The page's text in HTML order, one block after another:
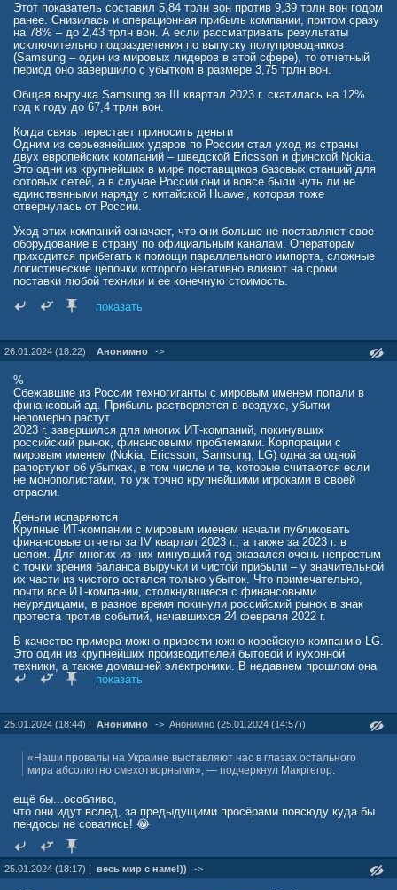
Этот показатель составил 5,84 трлн вон против 9,39 трлн вон годом
ранее. Снизилась и операционная прибыль компании, притом сразу
на 78% – до 2,43 трлн вон. А если рассматривать результаты
исключительно подразделения по выпуску полупроводников
(Samsung – один из мировых лидеров в этой сфере), то отчетный
период оно завершило с убытком в размере 3,75 трлн вон.
Общая выручка Samsung за III квартал 2023 г. скатилась на 12%
год к году до 67,4 трлн вон.
Когда связь перестает приносить деньги
Одним из серьезнейших ударов по России стал уход из страны
двух европейских компаний – шведской Ericsson и финской Nokia.
Это одни из крупнейших в мире поставщиков базовых станций для
сотовых сетей, а в случае России они и вовсе были чуть ли не
единственными наряду с китайской Huawei, которая тоже
отвернулась от России.
Уход этих компаний означает, что они больше не поставляют свое
оборудование в страну по официальным каналам. Операторам
приходится прибегать к помощи параллельного импорта, сложные
логистические цепочки которого негативно влияют на сроки
поставки любой техники и ее конечную стоимость.
Для Ericsson IV квартал 2023 г. завершился выручкой 71,88 млрд
отчетный период рухнула на 45% – год назад она была в пределах
6,19 млрд крон, а теперь – лишь 3,41 млрд крон ($0,33 млрд).
показать
26.01.2024 (18:22) | Анонимно ->
%
Сбежавшие из России техногиганты с мировым именем попали в
финансовый ад. Прибыль растворяется в воздухе, убытки
непомерно растут
2023 г. завершился для многих ИТ-компаний, покинувших
российский рынок, финансовыми проблемами. Корпорации с
мировым именем (Nokia, Ericsson, Samsung, LG) одна за одной
рапортуют об убытках, в том числе и те, которые считаются если
не монополистами, то уж точно крупнейшими игроками в своей
отрасли.
Деньги испаряются
Крупные ИТ-компании с мировым именем начали публиковать
финансовые отчеты за IV квартал 2023 г., а также за 2023 г. в
целом. Для многих из них минувший год оказался очень непростым
с точки зрения баланса выручки и чистой прибыли – у значительной
их части из чистого остался только убыток. Что примечательно,
почти все ИТ-компании, столкнувшиеся с финансовыми
неурядицами, в разное время покинули российский рынок в знак
протеста против событий, начавшихся 24 февраля 2022 г.
В качестве примера можно привести южно-корейскую компанию LG.
Это один из крупнейших производителей бытовой и кухонной
техники, а также домашней электроники. В недавнем прошлом она
также выпускала и смартфоны, но весной 2021 г. закрыла свое
Корейцы сдают позиции
По прошествии немногим менее двух лет компания отчиталась о
чистом убытке – в IV квартале 2023 г. (1 октября – 31 декабря) он
составил 76,4 млрд вон или около $57,3 млн.
cah6.jpgФото: Annie Spratt / Unsplash
2023 год для технокомпаний оказался не самым успешным.
Прогнозы на 2024 год они давать боятся
С одной стороны, это несколько раз меньше чистого убытка за IV
квартал 2022 г. достигшего 212,4 млрд вон. С другой же, III квартал
2023 г. (1 июля – 30 сентября) компания завершила с чистой
прибылью на уровне 482 млрд вон.
показать
25.01.2024 (18:44) | Анонимно -> Анонимно (25.01.2024 (14:57))
«Наши провалы на Украине выставляют нас в глазах остального
мира абсолютно смехотворными», — подчеркнул Макргегор.
ещё бы...особливо,
что они идут вслед, за предыдущими просёрами повсюду куда бы
пендосы не совались! 😂
25.01.2024 (18:17) | весь мир с наме!)) ->